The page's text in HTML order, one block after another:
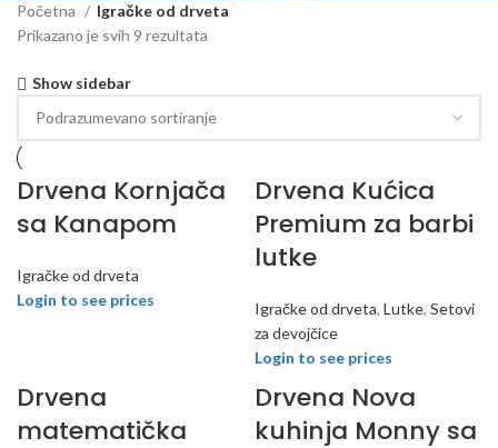
Početna
Igračke od drveta
Prikazano je svih 9 rezultata
Show sidebar
Drvena Kornjača
sa Kanapom
Igračke od drveta
Login to see prices
Drvena Kućica
Premium za barbi
lutke
Igračke od drveta, Lutke, Setovi
za devojčice
Login to see prices
Drvena
matematička
Drvena Nova
kuhinja Monny sa